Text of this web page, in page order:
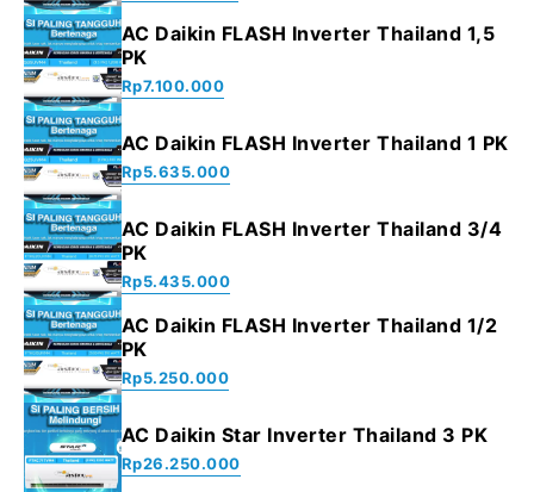
AC Daikin FLASH Inverter Thailand 1,5
PK
Rp7.100.000
AC Daikin FLASH Inverter Thailand 1 PK
Rp5.635.000
AC Daikin FLASH Inverter Thailand 3/4
PK
Rp5.435.000
AC Daikin FLASH Inverter Thailand 1/2
PK
Rp5.250.000
AC Daikin Star Inverter Thailand 3 PK
Rp26.250.000